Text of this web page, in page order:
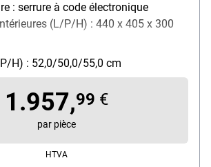
: serrure à code électronique
(L/P/H) : 440 x 405 x 300
au sol
Seiten
H) : 52,0/50,0/55,0 cm
1.957,99 €
par pièce
HTVA